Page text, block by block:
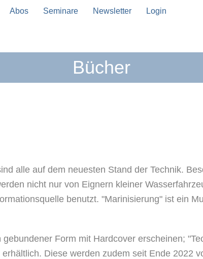
Abos Seminare Newsletter Login
Bücher
alle auf dem neuesten Stand der Technik.
nicht nur von Eignern kleiner
benutzt. "Marinisierung" ist ein
Form mit Hardcover erscheinen;
Diese werden zudem seit Ende 2022